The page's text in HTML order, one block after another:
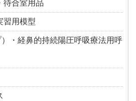
待合室用品
習用模型
・経鼻的持続陽圧呼吸療法用呼